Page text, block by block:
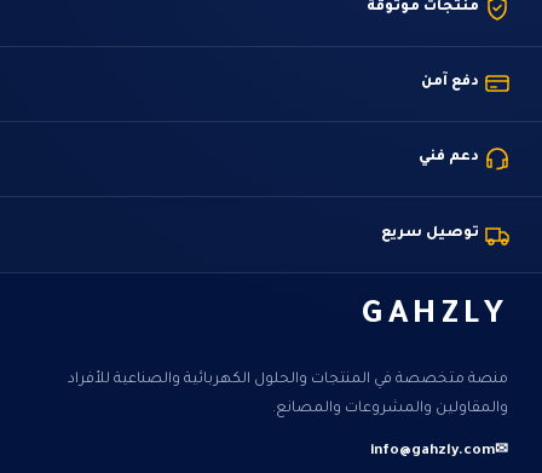
منتجات موثوقة
دفع آمن
دعم فني
توصيل سريع
GAHZLY
منصة متخصصة في المنتجات والحلول الكهربائية والصناعية للأفراد
والمقاولين والمشروعات والمصانع.
✉
info@gahzly.com